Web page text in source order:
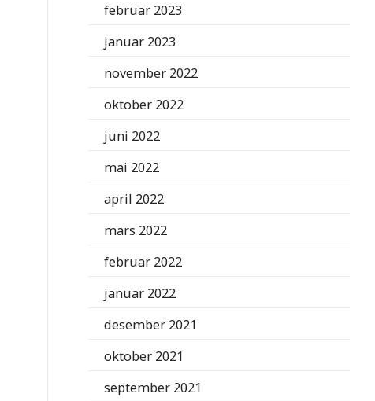
februar 2023
januar 2023
november 2022
oktober 2022
juni 2022
mai 2022
april 2022
mars 2022
februar 2022
januar 2022
desember 2021
oktober 2021
september 2021